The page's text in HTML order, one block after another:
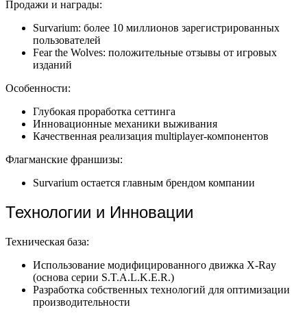
Продажи и награды:
Survarium: более 10 миллионов зарегистрированных
пользователей
Fear the Wolves: положительные отзывы от игровых
изданий
Особенности:
Глубокая проработка сеттинга
Инновационные механики выживания
Качественная реализация multiplayer-компонентов
Флагманские франшизы:
Survarium остается главным брендом компании
Технологии и Инновации
Техническая база:
Использование модифицированного движка X-Ray
(основа серии S.T.A.L.K.E.R.)
Разработка собственных технологий для оптимизации
производительности